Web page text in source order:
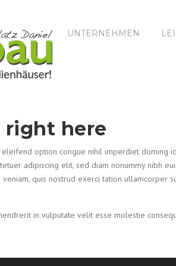
UNTERNEHMEN
right here
option congue nihil imperdiet doming
adipiscing elit, sed diam nonummy nibh
quis nostrud exerci tation ullamcorper
in vulputate velit esse molestie